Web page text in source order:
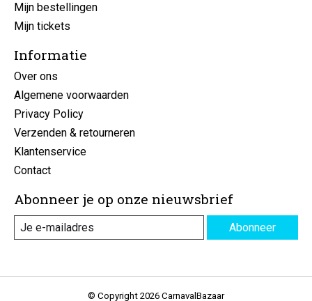
Mijn bestellingen
Mijn tickets
Informatie
Over ons
Algemene voorwaarden
Privacy Policy
Verzenden & retourneren
Klantenservice
Contact
Abonneer je op onze nieuwsbrief
Abonneer
© Copyright 2026 CarnavalBazaar